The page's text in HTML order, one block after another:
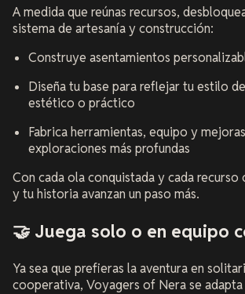
A medida que reúnas recursos,
sistema de artesanía y construcción:
Construye asentamientos
Diseña tu base para reflejar tu estilo
estético o práctico
Fabrica herramientas, equipo y
exploraciones más profundas
Con cada ola conquistada y cada
y tu historia avanzan un paso más.
🤝 Juega solo o en equipo
Ya sea que prefieras la aventura en
cooperativa, Voyagers of Nerase